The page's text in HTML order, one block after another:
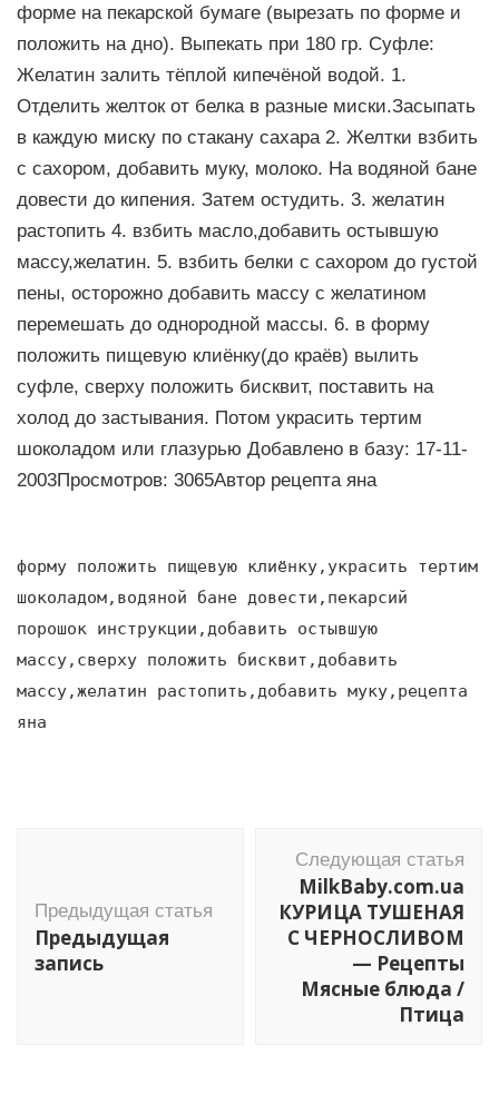
форме на пекарской бумаге (вырезать по форме и
положить на дно). Выпекать при 180 гр. Суфле:
Желатин залить тёплой кипечёной водой. 1.
Отделить желток от белка в разные миски.Засыпать
в каждую миску по стакану сахара 2. Желтки взбить
с сахором, добавить муку, молоко. На водяной бане
довести до кипения. Затем остудить. 3. желатин
растопить 4. взбить масло,добавить остывшую
массу,желатин. 5. взбить белки с сахором до густой
пены, осторожно добавить массу с желатином
перемешать до однородной массы. 6. в форму
положить пищевую клиёнку(до краёв) вылить
суфле, сверху положить бисквит, поставить на
холод до застывания. Потом украсить тертим
шоколадом или глазурью Добавлено в базу: 17-11-
2003Просмотров: 3065Автор рецепта яна
форму положить пищевую клиёнку,украсить тертим
шоколадом,водяной бане довести,пекарсий
порошок инструкции,добавить остывшую
массу,сверху положить бисквит,добавить
массу,желатин растопить,добавить муку,рецепта
яна
записям
Предыдущая статья
Предыдущая
запись
Следующая статья
MilkBaby.com.ua
КУРИЦА ТУШЕНАЯ
С ЧЕРНОСЛИВОМ
— Рецепты
Мясные блюда /
Птица